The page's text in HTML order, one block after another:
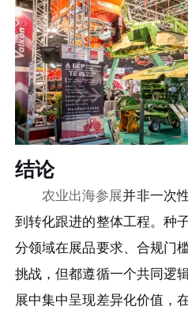
结论
农业出海参展并非一次
到转化跟进的整体工程。种
分领域在展品要求、合规门
挑战，但都遵循一个共同逻
展中集中呈现差异化价值，